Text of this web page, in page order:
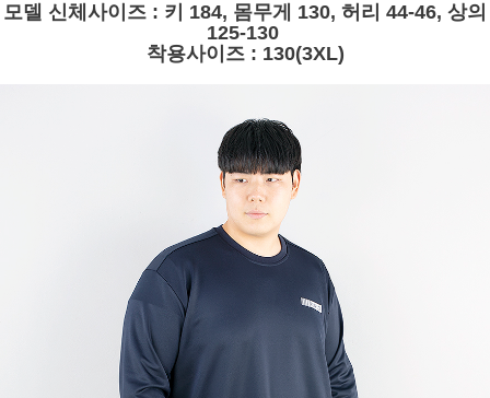
모델 신체사이즈 : 키 184, 몸무게 130, 허리 44-46, 상의
125-130
착용사이즈 : 130(3XL)